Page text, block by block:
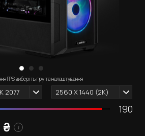
комп'ютера залежить від обраних
2077 2560 X 1440 (2К)
FPS виберіть гру та налаштування
190
₴ i